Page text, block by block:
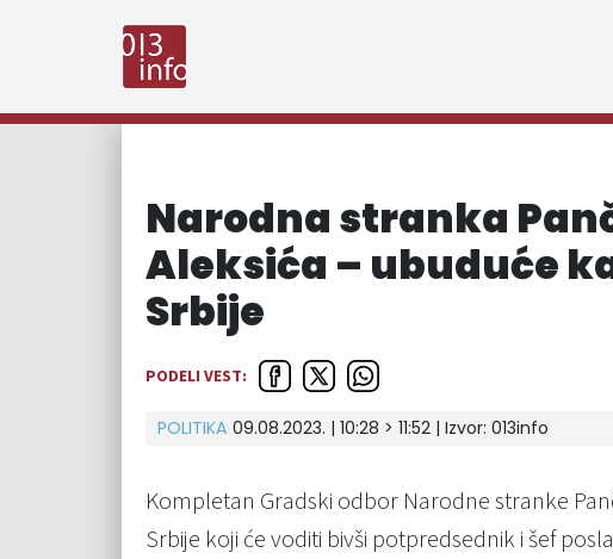
Narodna stranka
Aleksića – ubuduće
Srbije
PODELI VEST:
POLITIKA 09.08.2023. | 10:28 > 11:52 | Izvor: 013info
Kompletan Gradski odbor Narodne stranke
Srbije koji će voditi bivši potpredsednik i šef